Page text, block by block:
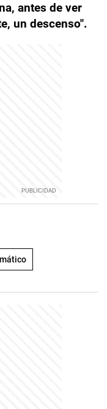
antes de ver
un descenso".